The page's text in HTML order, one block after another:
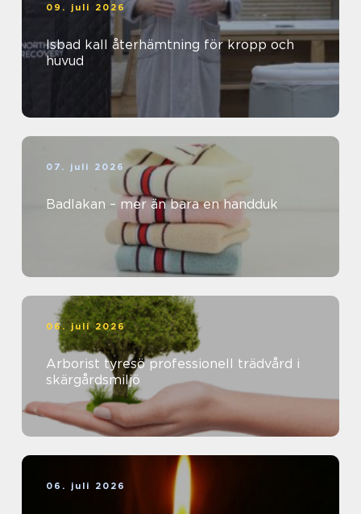
09. juli 2026
Isbad kall återhämtning för kropp och
huvud
07. juli 2026
Badlakan – mer än bara en handduk
06. juli 2026
Arborist tyresö professionell trädvård i
skärgårdsmiljö
06. juli 2026